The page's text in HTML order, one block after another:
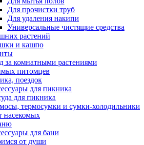
Для прочистки труб
Для удаления накипи
Универсальные чистящие средства
растений
и кашпо
за комнатными растениями
питомцев
поездок
для пикника
для пикника
термосумки и сумки-холодильники
насекомых
для бани
от души